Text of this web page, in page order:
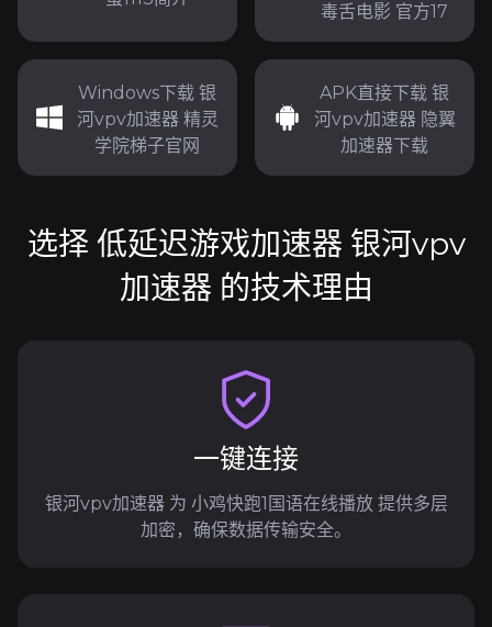
毒舌电影 官方17
Windows下载 银
河vpv加速器 精灵
学院梯子官网
APK直接下载 银
河vpv加速器 隐翼
加速器下载
选择 低延迟游戏加速器 银河vpv
加速器 的技术理由
一键连接
银河vpv加速器 为 小鸡快跑1国语在线播放 提供多层
加密，确保数据传输安全。